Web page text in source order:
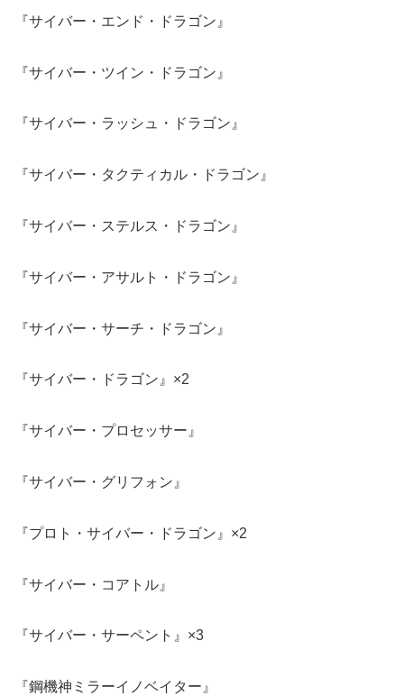
『サイバー・エンド・ドラゴン』
『サイバー・ツイン・ドラゴン』
『サイバー・ラッシュ・ドラゴン』
『サイバー・タクティカル・ドラゴン』
『サイバー・ステルス・ドラゴン』
『サイバー・アサルト・ドラゴン』
『サイバー・サーチ・ドラゴン』
『サイバー・ドラゴン』×2
『サイバー・プロセッサー』
『サイバー・グリフォン』
『プロト・サイバー・ドラゴン』×2
『サイバー・コアトル』
『サイバー・サーペント』×3
『鋼機神ミラーイノベイター』